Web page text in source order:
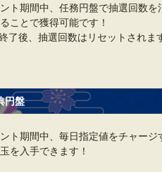
ト期間中、任務円盤で抽選回数
ことで獲得可能です！
了後、抽選回数はリセットされま
円盤
ト期間中、毎日指定値をチャー
を入手できます！